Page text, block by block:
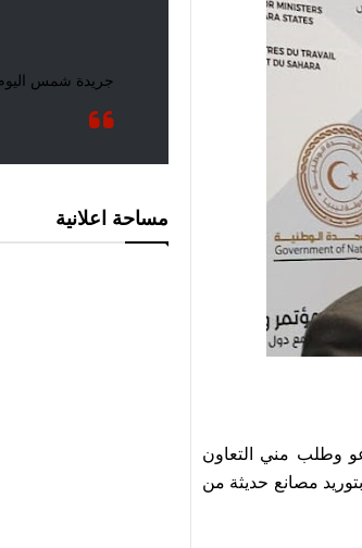
وطلب مني التعاون
مصانع حديثة من
مساحة اعلانية